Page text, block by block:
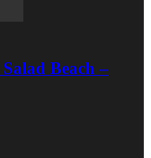
Beach –